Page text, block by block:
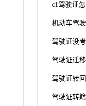
c1驾驶证
机动车驾
驾驶证没
驾驶证迁
驾驶证转
驾驶证转